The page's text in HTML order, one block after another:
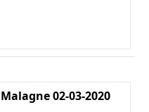
Malagne 02-03-2020